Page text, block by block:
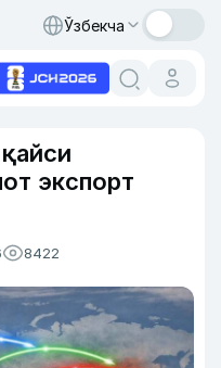
Ўзбекча
экспорт
8422